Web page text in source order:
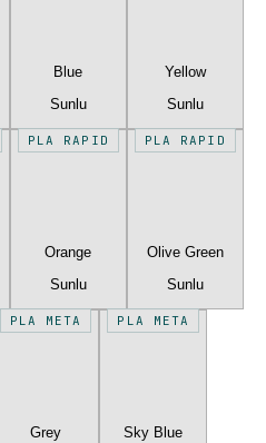
Blue
Sunlu
Yellow
Sunlu
PLA RAPID
Orange
Sunlu
PLA RAPID
Olive Green
Sunlu
PLA META
Grey
PLA META
Sky Blue